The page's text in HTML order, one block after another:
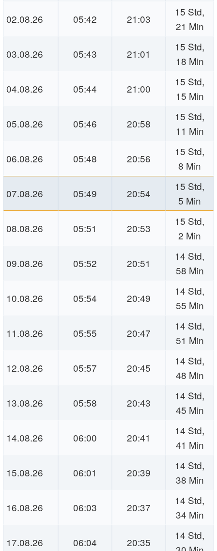
02.08.26 05:42 21:03
15 Std,
21 Min
03.08.26 05:43 21:01
15 Std,
18 Min
04.08.26 05:44 21:00
15 Std,
15 Min
05.08.26 05:46 20:58
15 Std,
11 Min
06.08.26 05:48 20:56
15 Std,
8 Min
07.08.26 05:49 20:54
15 Std,
5 Min
08.08.26 05:51 20:53
15 Std,
2 Min
09.08.26 05:52 20:51
14 Std,
58 Min
10.08.26 05:54 20:49
14 Std,
55 Min
11.08.26 05:55 20:47
14 Std,
51 Min
12.08.26 05:57 20:45
14 Std,
48 Min
13.08.26 05:58 20:43
14 Std,
45 Min
14.08.26 06:00 20:41
14 Std,
41 Min
15.08.26 06:01 20:39
14 Std,
38 Min
16.08.26 06:03 20:37
14 Std,
34 Min
17.08.26 06:04 20:35
14 Std,